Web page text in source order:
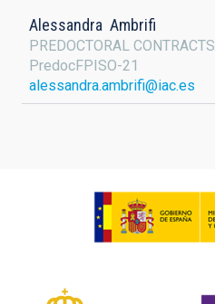
Alessandra Ambrifi
PREDOCTORAL CONTRACTS
PredocFPISO-21
alessandra.ambrifi@iac.es